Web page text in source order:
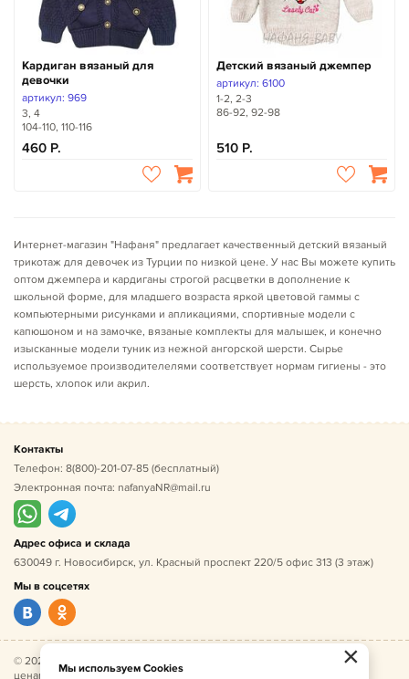
Кардиган вязаный для
девочки
артикул: 969
3, 4
104-110, 110-116
460
Детский вязаный джемпер
артикул: 6100
1-2, 2-3
86-92, 92-98
510
Интернет-магазин "Нафаня" предлагает качественный детский вязаный
трикотаж для девочек из Турции по низкой цене. У нас Вы можете купить
оптом джемпера и кардиганы строгой расцветки в дополнение к
школьной форме, для младшего возраста яркой цветовой гаммы с
компьютерными рисунками и апликациями, спортивные модели с
капюшоном и на замочке, вязаные комплекты для малышек, и конечно
изысканные модели туник из нежной ангорской шерсти. Сырье
используемое производителелями соответствует нормам гигиены - это
шерсть, хлопок или акрил.
Контакты
Телефон: 8(800)-201-07-85 (бесплатный)
Электронная почта: nafanyaNR@mail.ru
Адрес офиса и склада
630049 г. Новосибирск, ул. Красный проспект 220/5 офис 313 (3 этаж)
Мы в соцсетях
© 2026 Нафаня — оптовые поставки детской одежды по
ценам производителя. ИНН 541005493544, ОГРН
×
Мы используем Cookies